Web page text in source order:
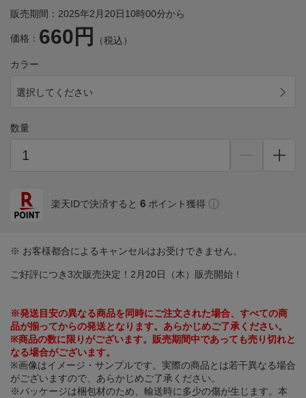
販売期間：2025年2月20日10時00分から
価格： 660円 （税込）
カラー
選択してください
数量
楽天IDで決済すると 6 ポイント獲得
※ お客様都合によるキャンセルはお受けできません。
ご好評につき3次販売決定！2月20日（木）販売開始！
※発送目安の異なる商品を同時にご注文された場合、すべての商
品が揃ってからの発送となります。あらかじめご了承ください。
※商品の数に限りがございます。販売期間中であっても売り切れと
なる場合がございます。
※画像はイメージ・サンプルです。実際の商品とは若干異なる場合
がございますので、あらかじめご了承ください。
※パッケージは梱包材のため、輸送時に多少の傷が生じます。本